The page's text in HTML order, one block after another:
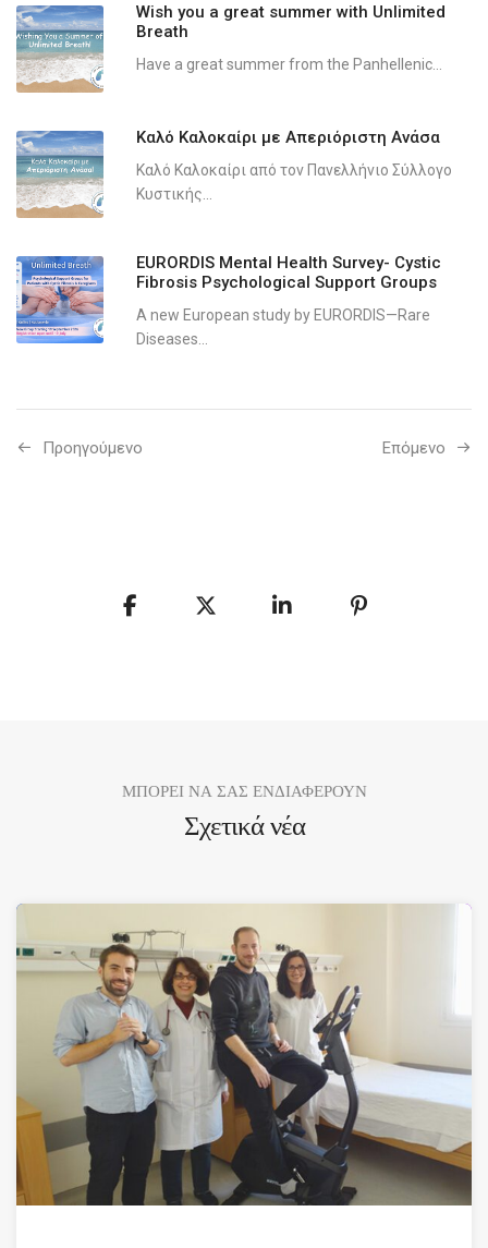
Wish you a great summer with Unlimited
Breath
Have a great summer from the Panhellenic...
Καλό Καλοκαίρι με Απεριόριστη Ανάσα
Καλό Καλοκαίρι από τον Πανελλήνιο Σύλλογο
Κυστικής...
EURORDIS Mental Health Survey- Cystic
Fibrosis Psychological Support Groups
A new European study by EURORDIS—Rare
Diseases...
Προηγούμενo Επόμενο
ΜΠΟΡΕΙ ΝΑ ΣΑΣ ΕΝΔΙΑΦΕΡΟΥΝ
Σχετικά νέα